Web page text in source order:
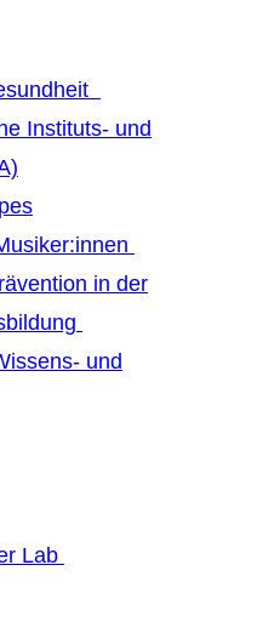
Instituts- und
in der
und
Lab